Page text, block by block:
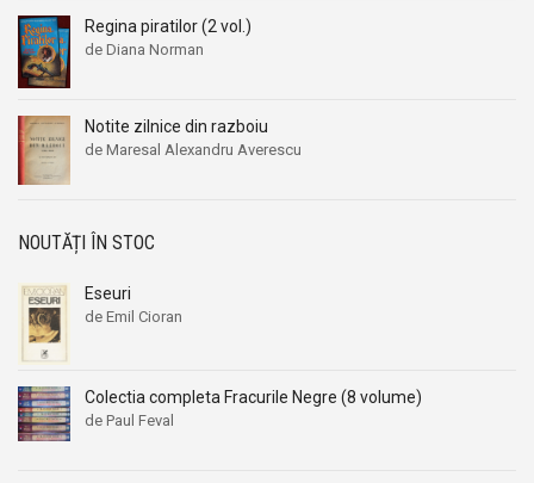
Regina piratilor (2 vol.)
de Diana Norman
Notite zilnice din razboiu
de Maresal Alexandru Averescu
NOUTĂȚI ÎN STOC
Eseuri
de Emil Cioran
Colectia completa Fracurile Negre (8 volume)
de Paul Feval